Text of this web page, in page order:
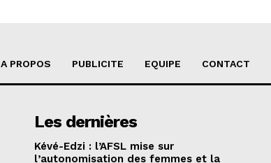
A PROPOS PUBLICITE EQUIPE CONTACT
Les dernières
Kévé-Edzi : l’AFSL mise sur
l’autonomisation des femmes et la